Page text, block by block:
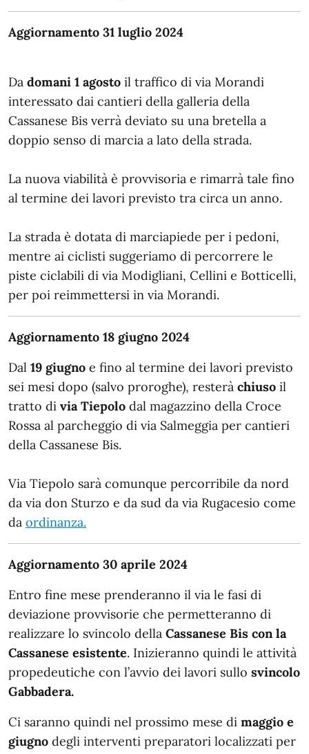
Aggiornamento 31 luglio 2024
Da domani 1 agosto il traffico di via Morandi
interessato dai cantieri della galleria della
Cassanese Bis verrà deviato su una bretella a
doppio senso di marcia a lato della strada.
La nuova viabilità è provvisoria e rimarrà tale fino
al termine dei lavori previsto tra circa un anno.
La strada è dotata di marciapiede per i pedoni,
mentre ai ciclisti suggeriamo di percorrere le
piste ciclabili di via Modigliani, Cellini e Botticelli,
per poi reimmettersi in via Morandi.
Aggiornamento 18 giugno 2024
Dal 19 giugno e fino al termine dei lavori previsto
sei mesi dopo (salvo proroghe), resterà chiuso il
tratto di via Tiepolo dal magazzino della Croce
Rossa al parcheggio di via Salmeggia per cantieri
della Cassanese Bis.
Via Tiepolo sarà comunque percorribile da nord
da via don Sturzo e da sud da via Rugacesio come
da ordinanza.
Aggiornamento 30 aprile 2024
Entro fine mese prenderanno il via le fasi di
deviazione provvisorie che permetteranno di
realizzare lo svincolo della Cassanese Bis con la
Cassanese esistente. Inizieranno quindi le attività
propedeutiche con l’avvio dei lavori sullo svincolo
Gabbadera.
Ci saranno quindi nel prossimo mese di maggio e
giugno degli interventi preparatori localizzati per